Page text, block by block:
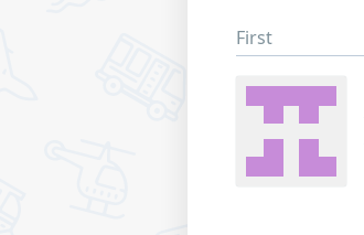
First